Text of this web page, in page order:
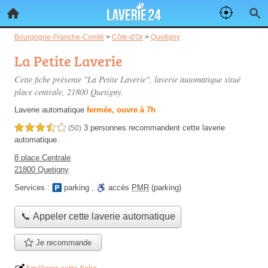
Bourgogne-Franche-Comté > Côte-d'Or > Quetigny
La Petite Laverie
Cette fiche présente "La Petite Laverie", laverie automatique situé
place centrale, 21800 Quetigny.
Laverie automatique fermée, ouvre à 7h
3,5 étoiles sur 5 (50) 3 personnes recommandent cette laverie
automatique.
8 place Centrale
21800 Quetigny
Services :
parking , accès PMR (parking)
📞 Appeler cette laverie automatique
Je recommande